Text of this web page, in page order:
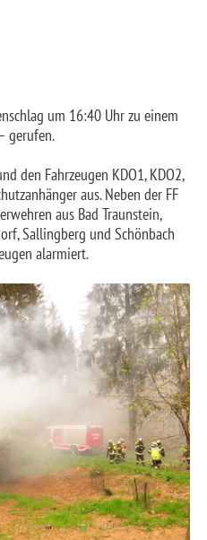
um 16:40 Uhr zu einem
gerufen.
den Fahrzeugen KDO1, KDO2,
aus. Neben der FF
aus Bad Traunstein,
Sallingberg und Schönbach
alarmiert.